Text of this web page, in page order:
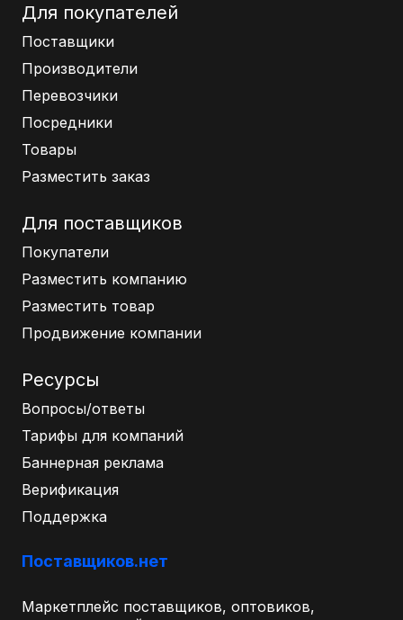
Для покупателей
Поставщики
Производители
Перевозчики
Посредники
Товары
Разместить заказ
Для поставщиков
Покупатели
Разместить компанию
Разместить товар
Продвижение компании
Ресурсы
Вопросы/ответы
Тарифы для компаний
Баннерная реклама
Верификация
Поддержка
Поставщиков.нет
Маркетплейс поставщиков, оптовиков,